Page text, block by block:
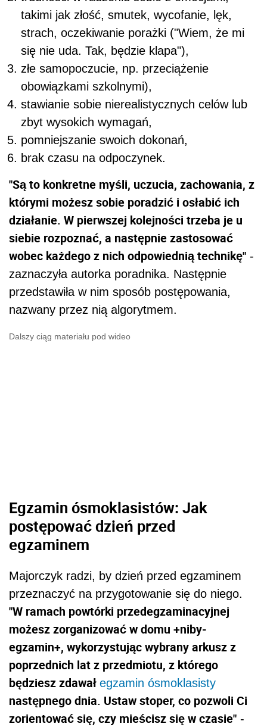
takimi jak złość, smutek, wycofanie, lęk,
strach, oczekiwanie porażki ("Wiem, że mi
się nie uda. Tak, będzie klapa"),
złe samopoczucie, np. przeciążenie
obowiązkami szkolnymi),
stawianie sobie nierealistycznych celów lub
zbyt wysokich wymagań,
pomniejszanie swoich dokonań,
brak czasu na odpoczynek.
"Są to konkretne myśli, uczucia, zachowania, z
którymi możesz sobie poradzić i osłabić ich
działanie. W pierwszej kolejności trzeba je u
siebie rozpoznać, a następnie zastosować
wobec każdego z nich odpowiednią technikę" -
zaznaczyła autorka poradnika. Następnie
przedstawiła w nim sposób postępowania,
nazwany przez nią algorytmem.
Dalszy ciąg materiału pod wideo
Egzamin ósmoklasistów: Jak
postępować dzień przed
egzaminem
Majorczyk radzi, by dzień przed egzaminem
przeznaczyć na przygotowanie się do niego.
"W ramach powtórki przedegzaminacyjnej
możesz zorganizować w domu +niby-
egzamin+, wykorzystując wybrany arkusz z
poprzednich lat z przedmiotu, z którego
będziesz zdawał egzamin ósmoklasisty
następnego dnia. Ustaw stoper, co pozwoli Ci
zorientować się, czy mieścisz się w czasie" -